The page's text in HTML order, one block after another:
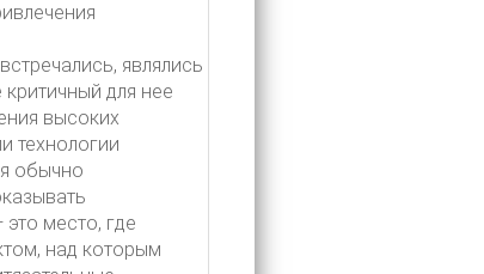
являлись
для нее
высоких
технологии
обычно
место, где
над которым